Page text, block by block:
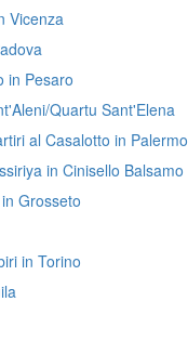
Vicenza
in Pesaro
Quartu Sant'Elena
al Casalotto in Palermo
in Cinisello Balsamo
Grosseto
in Torino